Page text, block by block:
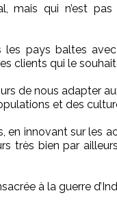
mais qui n’est pas
les pays baltes
clients qui le
de nous adapter
et des
en innovant sur les
très bien par
à la guerre